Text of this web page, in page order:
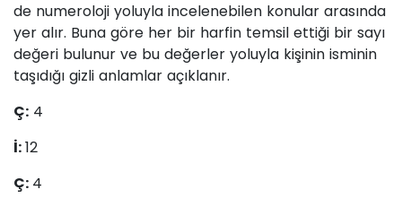
de numeroloji yoluyla incelenebilen konular arasında
yer alır. Buna göre her bir harfin temsil ettiği bir sayı
değeri bulunur ve bu değerler yoluyla kişinin isminin
taşıdığı gizli anlamlar açıklanır.
Ç: 4
İ:12
Ç: 4